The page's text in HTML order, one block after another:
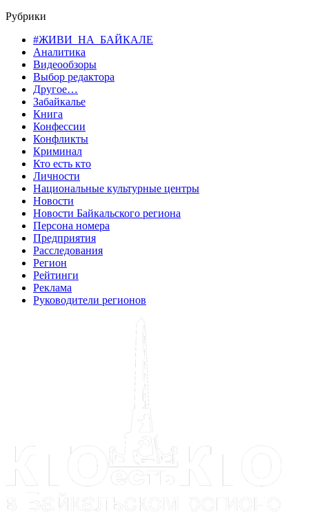
Рубрики
#ЖИВИ_НА_БАЙКАЛЕ
Аналитика
Видеообзоры
Выбор редактора
Другое…
Забайкалье
Книга
Конфессии
Конфликты
Криминал
Кто есть кто
Личности
Национальные культурные центры
Новости
Новости Байкальского региона
Персона номера
Предприятия
Расследования
Регион
Рейтинги
Реклама
Руководители регионов